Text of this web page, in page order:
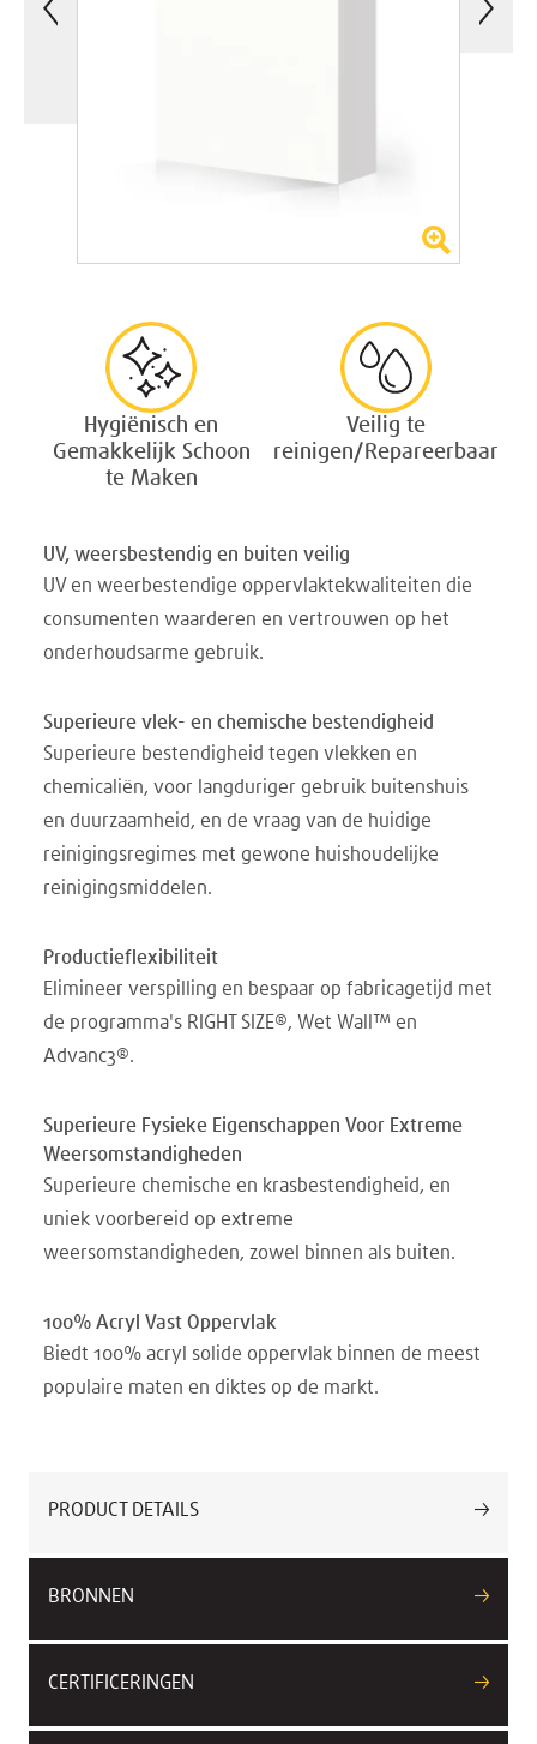
Hygiënisch en
Gemakkelijk Schoon
te Maken
Veilig te
reinigen/Repareerbaar
UV, weersbestendig en buiten veilig
UV en weerbestendige oppervlaktekwaliteiten die
consumenten waarderen en vertrouwen op het
onderhoudsarme gebruik.
Superieure vlek- en chemische bestendigheid
Superieure bestendigheid tegen vlekken en
chemicaliën, voor langduriger gebruik buitenshuis
en duurzaamheid, en de vraag van de huidige
reinigingsregimes met gewone huishoudelijke
reinigingsmiddelen.
Productieflexibiliteit
Elimineer verspilling en bespaar op fabricagetijd met
de programma's RIGHT SIZE®, Wet Wall™ en
Advanc3®.
Superieure Fysieke Eigenschappen Voor Extreme
Weersomstandigheden
Superieure chemische en krasbestendigheid, en
uniek voorbereid op extreme
weersomstandigheden, zowel binnen als buiten.
100% Acryl Vast Oppervlak
Biedt 100% acryl solide oppervlak binnen de meest
populaire maten en diktes op de markt.
PRODUCT DETAILS
BRONNEN
CERTIFICERINGEN